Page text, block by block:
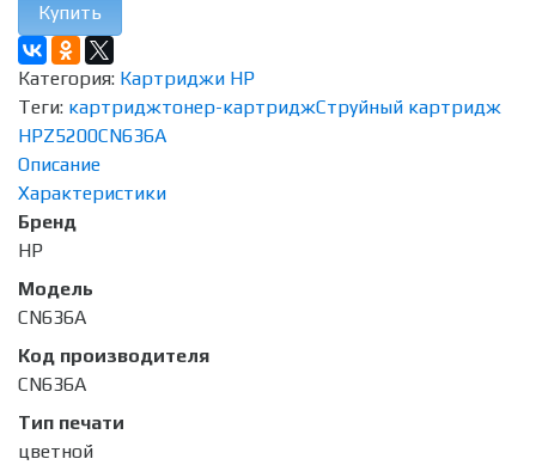
Купить
Категория: Картриджи HP
Теги: картриджтонер-картриджСтруйный картридж
HPZ5200CN636A
Описание
Характеристики
Бренд
HP
Модель
CN636A
Код производителя
CN636A
Тип печати
цветной